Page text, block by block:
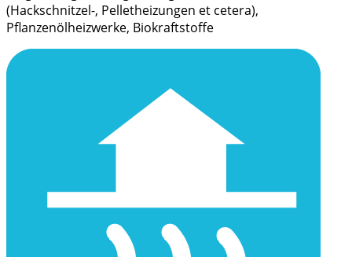
(Hackschnitzel-, Pelletheizungen et cetera),
Pflanzenölheizwerke, Biokraftstoffe